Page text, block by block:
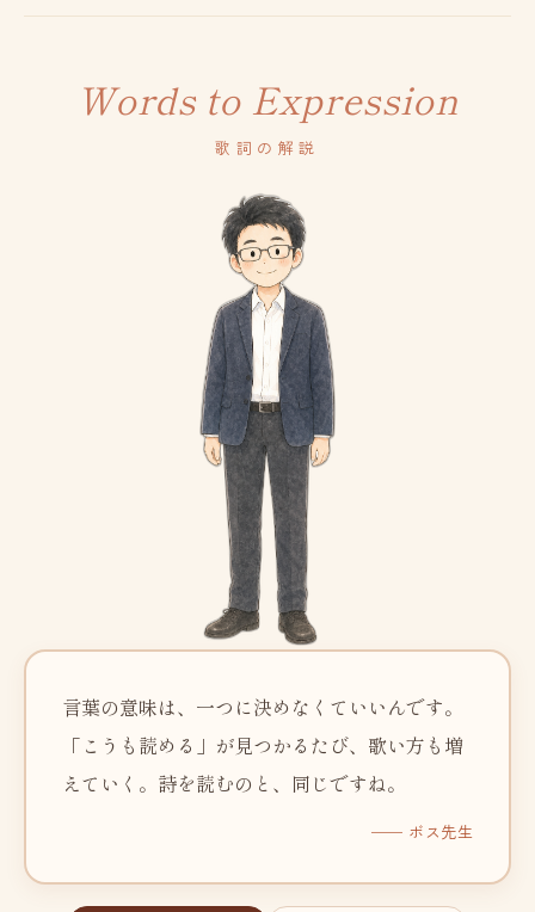
Words to Expression
歌詞の解説
言葉の意味は、一つに決めなくていいんです。
「こうも読める」が見つかるたび、歌い方も増
えていく。詩を読むのと、同じですね。
── ボス先生